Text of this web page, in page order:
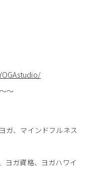
～
ガ、マインドフルネス
ヨガ資格、ヨガハワイ